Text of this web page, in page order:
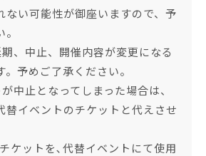
ない可能性が御座いますので、予
、中止、開催内容が変更になる
。予めご了承ください。
中止となってしまった場合は、
替イベントのチケットと代えさせ
ケットを､代替イベントにて使用